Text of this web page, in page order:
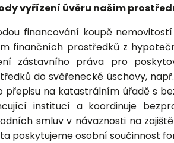
vyřízení úvěru naším
financování koupě
finančních prostředků z
zástavního práva pro
do svěřenecké úschovy,
přepisu na katastrálním úřadě s
institucí a koordinuje
smluv v návaznosti na
poskytujeme osobní součinnost